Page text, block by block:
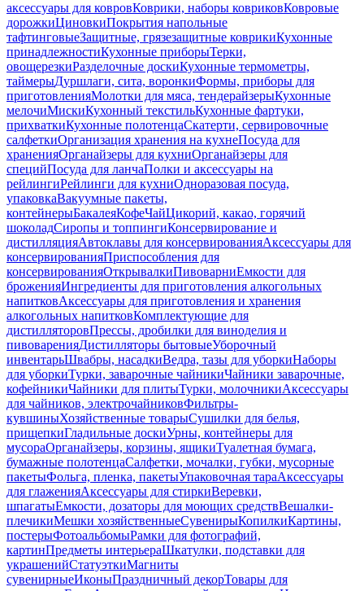
аксессуары для ковровКоврики, наборы ковриковКовровые
дорожкиЦиновкиПокрытия напольные
тафтинговыеЗащитные, грязезащитные коврикиКухонные
принадлежностиКухонные приборыТерки,
овощерезкиРазделочные доскиКухонные термометры,
таймерыДуршлаги, сита, воронкиФормы, приборы для
приготовленияМолотки для мяса, тендерайзерыКухонные
мелочиМискиКухонный текстильКухонные фартуки,
прихваткиКухонные полотенцаСкатерти, сервировочные
салфеткиОрганизация хранения на кухнеПосуда для
храненияОрганайзеры для кухниОрганайзеры для
специйПосуда для ланчаПолки и аксессуары на
рейлингиРейлинги для кухниОдноразовая посуда,
упаковкаВакуумные пакеты,
контейнерыБакалеяКофеЧайЦикорий, какао, горячий
шоколадСиропы и топпингиКонсервирование и
дистилляцияАвтоклавы для консервированияАксессуары для
консервированияПриспособления для
консервированияОткрывалкиПивоварниЕмкости для
броженияИнгредиенты для приготовления алкогольных
напитковАксессуары для приготовления и хранения
алкогольных напитковКомплектующие для
дистилляторовПрессы, дробилки для виноделия и
пивоваренияДистилляторы бытовыеУборочный
инвентарьШвабры, насадкиВедра, тазы для уборкиНаборы
для уборкиТурки, заварочные чайникиЧайники заварочные,
кофейникиЧайники для плитыТурки, молочникиАксессуары
для чайников, электрочайниковФильтры-
кувшиныХозяйственные товарыСушилки для белья,
прищепкиГладильные доскиУрны, контейнеры для
мусораОрганайзеры, корзины, ящикиТуалетная бумага,
бумажные полотенцаСалфетки, мочалки, губки, мусорные
пакетыФольга, пленка, пакетыУпаковочная тараАксессуары
для глаженияАксессуары для стиркиВеревки,
шпагатыЕмкости, дозаторы для моющих средствВешалки-
плечикиМешки хозяйственныеСувенирыКопилкиКартины,
постерыФотоальбомыРамки для фотографий,
картинПредметы интерьераШкатулки, подставки для
украшенийСтатуэткиМагниты
сувенирныеИконыПраздничный декорТовары для